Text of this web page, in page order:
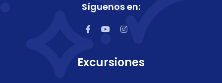
Síguenos en:
Excursiones